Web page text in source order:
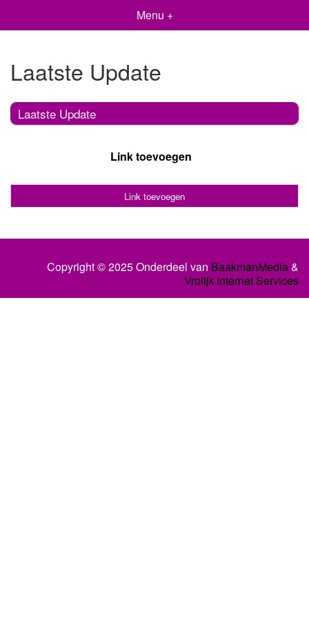
Menu +
Laatste Update
Laatste Update
Link toevoegen
Link toevoegen
Copyright © 2025 Onderdeel van BaakmanMedia&
Vrolijk Internet Services